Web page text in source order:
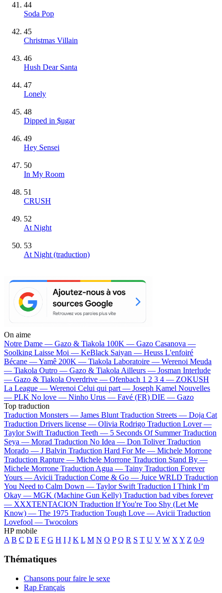
44
Soda Pop
45
Christmas Villain
46
Hush Dear Santa
47
Lonely
48
Dipped in $ugar
49
Hey Sensei
50
In My Room
51
CRUSH
52
At Night
53
At Night (traduction)
On aime
Notre Dame — Gazo & Tiakola 100K — Gazo Casanova —
Soolking Laisse Moi — KeBlack Saiyan — Heuss L'enfoiré
Bécane —Yamê 200K — Tiakola Laboratoire — Werenoi Meuda
— Tiakola Outro — Gazo & Tiakola Ailleurs — Josman Interlude
— Gazo & Tiakola Overdrive — Ofenbach 1 2 3 4 — ZOKUSH
La League — Werenoi Celui qui part — Joseph Kamel Nouvelles
— PLK No love — Ninho Urus — Favé (FR) DIE — Gazo
Top traduction
Traduction Monsters — James Blunt Traduction Streets — Doja Cat
Traduction Drivers license — Olivia Rodrigo Traduction Lover —
Taylor Swift Traduction Teeth — 5 Seconds Of Summer Traduction
Seya — Morad Traduction No Idea — Don Toliver Traduction
Morado — J Balvin Traduction Hard For Me — Michele Morrone
Traduction Rapture — Michele Morrone Traduction Stand By —
Michele Morrone Traduction Agua — Tainy Traduction Forever
Yours — Avicii Traduction Come & Go — Juice WRLD Traduction
You Need to Calm Down — Taylor Swift Traduction I Think I’m
Okay — MGK (Machine Gun Kelly) Traduction bad vibes forever
— XXXTENTACION Traduction If You're Too Shy (Let Me
Know) — The 1975 Traduction Tough Love — Avicii Traduction
Lovefool — Twocolors
HP mobile
A B C D E F G H I J K L M N O P Q R S T U V W X Y Z 0-9
Thématiques
Chansons pour faire le sexe
Rap Français